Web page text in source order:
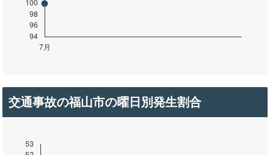
交通事故の福山市の曜日別発生割合